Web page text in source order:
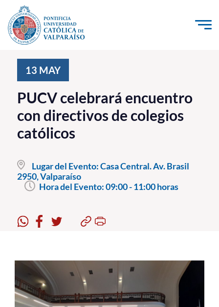
Click acá para ir directamente al contenido
Investigación, Creación e Innovación
PUCV Internacional
Vinculación con el Medio
Pregrado
Postgrado
Formación Continua
Académicos
Funcionarios
Alumni
13 MAY
PUCV celebrará encuentro
con directivos de colegios
católicos
Lugar del Evento:Casa Central. Av. Brasil
2950, Valparaíso
Hora del Evento:09:00 - 11:00 horas